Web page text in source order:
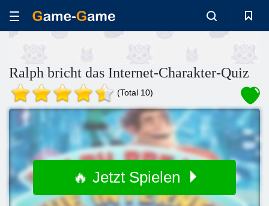
Ralph bricht das Internet-Charakter-Quiz
(Total 10)
🔥 Jetzt Spielen